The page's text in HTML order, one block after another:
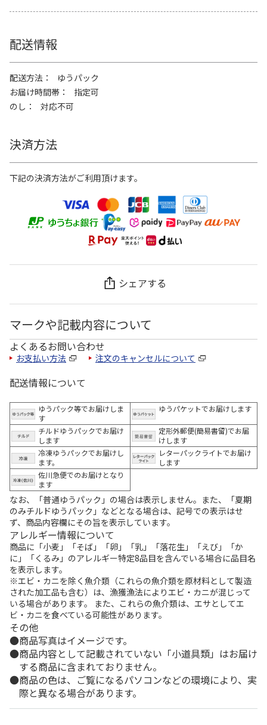
配送情報
配送方法
ゆうパック
お届け時間帯
指定可
のし
対応不可
決済方法
下記の決済方法がご利用頂けます。
シェアする
マークや記載内容について
よくあるお問い合わせ
お支払い方法 注文のキャンセルについて
配送情報について
ゆうパック等でお届けしま
す
ゆうパケットでお届けします
チルドゆうパックでお届け
します
定形外郵便(簡易書留)でお届
けします
冷凍ゆうパックでお届けし
ます。
レターパックライトでお届け
します
佐川急便でのお届けとなり
ます
なお、「普通ゆうパック」の場合は表示しません。また、「夏期
のみチルドゆうパック」などとなる場合は、記号での表示はせ
ず、商品内容欄にその旨を表示しています。
アレルギー情報について
商品に「小麦」「そば」「卵」「乳」「落花生」「えび」「か
に」「くるみ」のアレルギー特定8品目を含んでいる場合に品目名
を表示します。
※エビ・カニを除く魚介類（これらの魚介類を原材料として製造
された加工品も含む）は、漁獲漁法によりエビ・カニが混じって
いる場合があります。 また、これらの魚介類は、エサとしてエ
ビ・カニを食べている可能性があります。
その他
商品写真はイメージです。
商品内容として記載されていない「小道具類」はお届け
する商品に含まれておりません。
商品の色は、ご覧になるパソコンなどの環境により、実
際と異なる場合があります。